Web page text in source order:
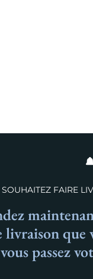
FAIRE
livraison que
vous passez